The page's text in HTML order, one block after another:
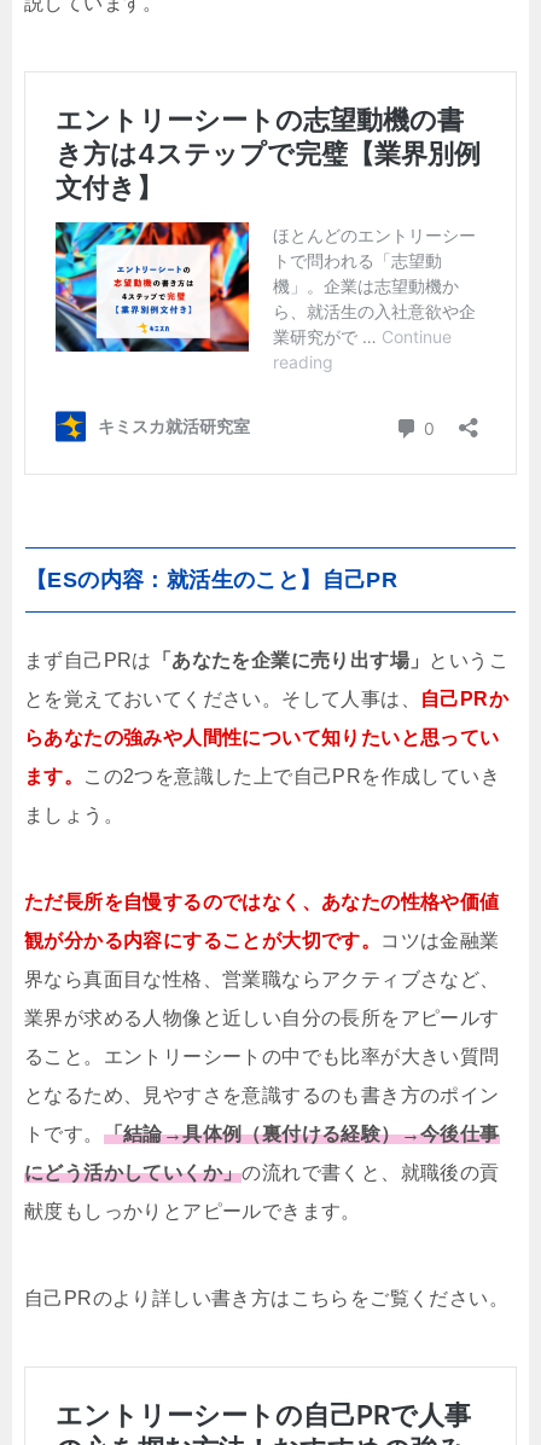
【ESの内容：就活生のこと】自己PR
まず自己PRは 「あなたを企業に売り出す場」 というこ
とを覚えておいてください。そして人事は、
自己PRか
らあなたの強みや人間性について知りたいと思ってい
ます。
この2つを意識した上で自己PRを作成していき
ましょう。
ただ長所を自慢するのではなく、あなたの性格や価値
観が分かる内容にすることが大切です。
コツは金融業
界なら真面目な性格、営業職ならアクティブさなど、
業界が求める人物像と近しい自分の長所をアピールす
ること。エントリーシートの中でも比率が大きい質問
となるため、見やすさを意識するのも書き方のポイン
トです。 「結論→具体例（裏付ける経験）→今後仕事
にどう活かしていくか」の流れで書くと、就職後の貢
献度もしっかりとアピールできます。
自己PRのより詳しい書き方はこちらをご覧ください。